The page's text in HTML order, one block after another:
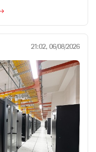
21:02, 06/08/2026